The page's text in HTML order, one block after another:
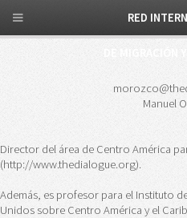
Manuel
Director del área de Centro América
(http://www.thedialogue.org).
Además, es profesor para el Instituto
Unidos sobre Centro América y el
RED